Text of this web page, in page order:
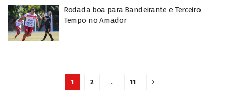
Rodada boa para Bandeirante e Terceiro
Tempo no Amador
1 2 … 11